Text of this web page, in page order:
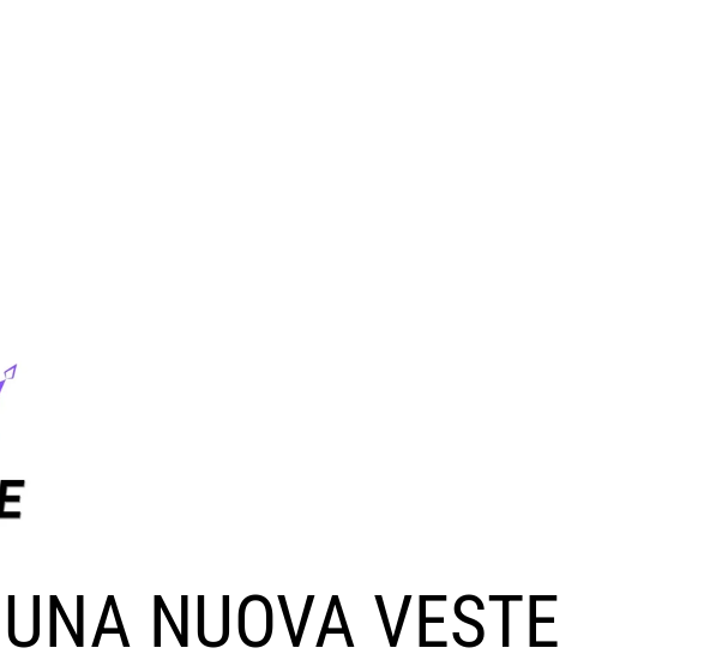
NUOVA VESTE